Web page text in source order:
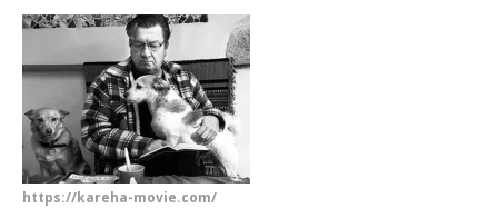
https://kareha-movie.com/